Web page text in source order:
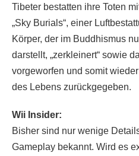
Tibeter bestatten ihre Toten
„Sky Burials“, einer
Körper, der im Buddhismus
darstellt, „zerkleinert“ sowie
vorgeworfen und somit
des Lebens zurückgegeben.
Wii Insider:
Bisher sind nur wenige
Gameplay bekannt. Wird es